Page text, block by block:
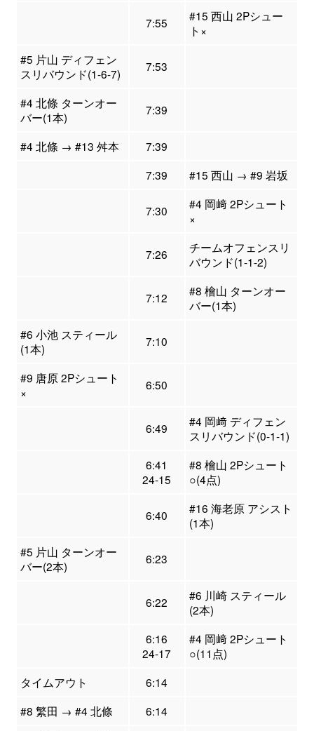
7:55
#15 西山 2Pシュー
ト×
#5 片山 ディフェン
スリバウンド(1-6-7)
7:53
#4 北條 ターンオー
バー(1本)
7:39
#4 北條 → #13 舛本
7:39
7:39
#15 西山 → #9 岩坂
7:30
#4 岡﨑 2Pシュート
×
7:26
チームオフェンスリ
バウンド(1-1-2)
7:12
#8 檜山 ターンオー
バー(1本)
#6 小池 スティール
(1本)
7:10
#9 唐原 2Pシュート
×
6:50
6:49
#4 岡﨑 ディフェン
スリバウンド(0-1-1)
6:41
24-15
#8 檜山 2Pシュート
○(4点)
6:40
#16 海老原 アシスト
(1本)
#5 片山 ターンオー
バー(2本)
6:23
6:22
#6 川崎 スティール
(2本)
6:16
24-17
#4 岡﨑 2Pシュート
○(11点)
タイムアウト
6:14
#8 繁田 → #4 北條
6:14